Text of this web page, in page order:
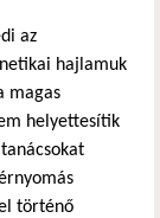
az
hajlamuk
magas
helyettesítik
történő